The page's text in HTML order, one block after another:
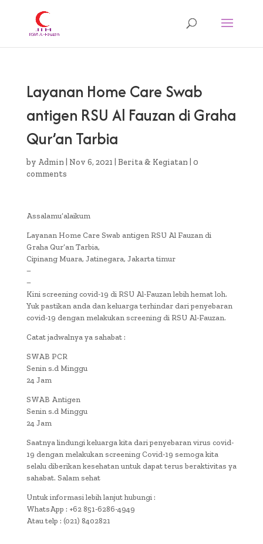
Layanan Home Care Swab
antigen RSU Al Fauzan di Graha
Qur’an Tarbia
by Admin Nov 6, 2021 Berita & Kegiatan 0
comments
Assalamu’alaikum
Layanan Home Care Swab antigen RSU Al Fauzan di
Graha Qur’an Tarbia,
Cipinang Muara, Jatinegara, Jakarta timur
–
–
Kini screening covid-19 di RSU Al-Fauzan lebih hemat loh.
Yuk pastikan anda dan keluarga terhindar dari penyebaran
covid-19 dengan melakukan screening di RSU Al-Fauzan.
Catat jadwalnya ya sahabat :
SWAB PCR
Senin s.d Minggu
24 Jam
SWAB Antigen
Senin s.d Minggu
24 Jam
Saatnya lindungi keluarga kita dari penyebaran virus covid-
19 dengan melakukan screening Covid-19 semoga kita
selalu diberikan kesehatan untuk dapat terus beraktivitas ya
sahabat. Salam sehat
Untuk informasi lebih lanjut hubungi :
WhatsApp : +62 851-6286-4949
Atau telp : (021) 8402821